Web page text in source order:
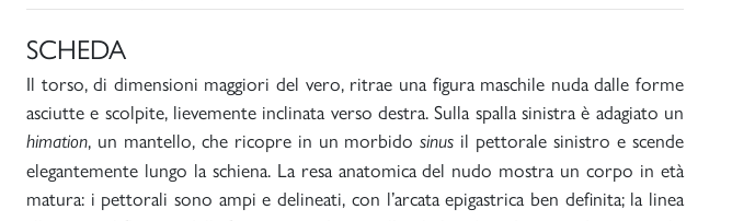
SCHEDA
Il torso, di dimensioni maggiori del vero, ritrae una figura maschile nuda dalle forme
asciutte e scolpite, lievemente inclinata verso destra. Sulla spalla sinistra è adagiato un
himation, un mantello, che ricopre in un morbidosinus il pettorale sinistro e scende
elegantemente lungo la schiena. La resa anatomica del nudo mostra un corpo in età
matura: i pettorali sono ampi e delineati, con l’arcata epigastrica ben definita; la linea